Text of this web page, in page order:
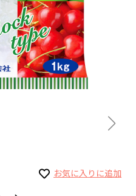
お気に入りに追加